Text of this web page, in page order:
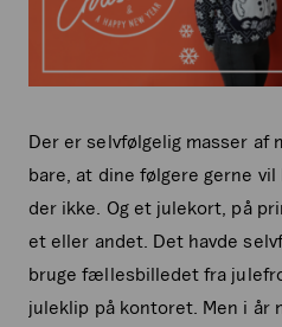
Der er selvfølgelig masser af
bare, at dine følgere gerne
der ikke. Og et julekort, på
et eller andet. Det havde
bruge fællesbilledet fra
juleklip på kontoret. Men i år